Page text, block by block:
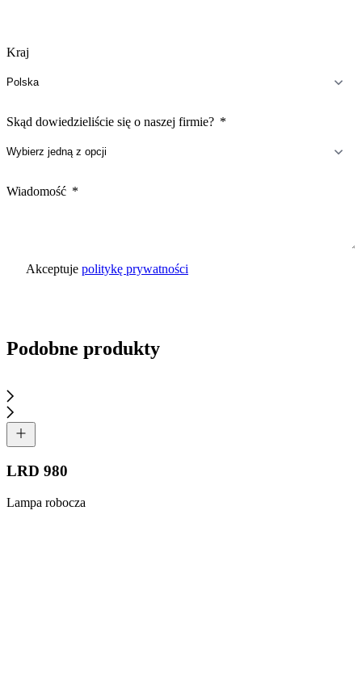
Kraj
Skąd dowiedzieliście się o naszej firmie?
Wiadomość
Akceptuje politykę prywatności
Podobne produkty
LRD 980
Lampa robocza